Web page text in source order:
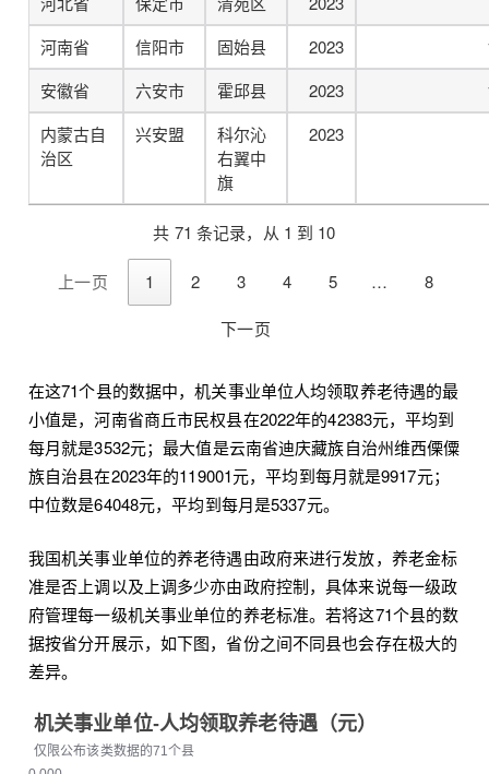
河南省
信阳市 固始县 2023
安徽省
六安市 霍邱县 2023
内蒙古自
治区
兴安盟
科尔沁
右翼中
旗
2023
共 71 条记录，从 1 到 10
上一页 1 2 3 4 5 … 8
下一页
在这71个县的数据中，机关事业单位人均领取养老待遇的最
小值是，河南省商丘市民权县在2022年的42383元，平均到
每月就是3532元；最大值是云南省迪庆藏族自治州维西傈僳
族自治县在2023年的119001元，平均到每月就是9917元；
中位数是64048元，平均到每月是5337元。
我国机关事业单位的养老待遇由政府来进行发放，养老金标
准是否上调以及上调多少亦由政府控制，具体来说每一级政
府管理每一级机关事业单位的养老标准。若将这71个县的数
据按省分开展示，如下图，省份之间不同县也会存在极大的
差异。